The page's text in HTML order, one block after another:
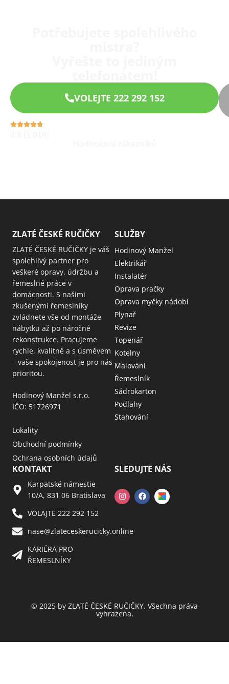
VOLEJTE 222 292 152
ZLATÉ ČESKÉ RUČIČKY
ZLATÉ ČESKÉ RUČIČKY je váš
spolehlivý partner pro
veškeré opravy, údržbu a
řemeslné práce v
domácnosti. S našimi
zkušenými řemeslníky
zvládnete vše od montáže
nábytku až po náročné
rekonstrukce. Pracujeme
rychle, kvalitně a s úsměvem
– vaše spokojenost je pro nás
prioritou.
Hodinový Manžel s.r.o.
IČO: 51726971
Lokality
Obchodní podmínky
Ochrana osobních údajů
SLUŽBY
Hodinový Manžel
Elektrikář
Instalatér
Oprava pračky
Oprava myčky nádobí
Plynař
Revize
Topenář
Kotelny
Malování
Řemeslník
Sádrokarton
Podlahy
Stahování
KONTAKT
Karpatské námestie
10/A, 831 06 Bratislava
VOLAJTE 222 292 152
nase@zlateceskerucicky.online
KARIÉRA PRO
ŘEMESLNÍKY
SLEDUJTE NÁS
© 2025 by ZLATÉ ČESKÉ RUČIČKY. Všechna práva
vyhrazena.